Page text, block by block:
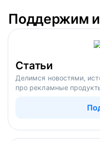
Поддержим
Статьи
Делимся новостями,
про рекламные